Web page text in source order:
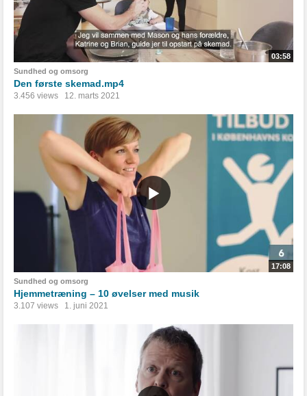
03:58
Sundhed og omsorg
Den første skemad.mp4
3.456 views 12. marts 2021
17:08
Sundhed og omsorg
Hjemmetræning – 10 øvelser med musik
3.107 views 1. juni 2021